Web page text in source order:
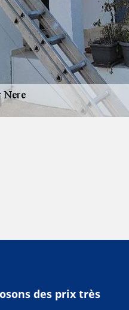
des prix très